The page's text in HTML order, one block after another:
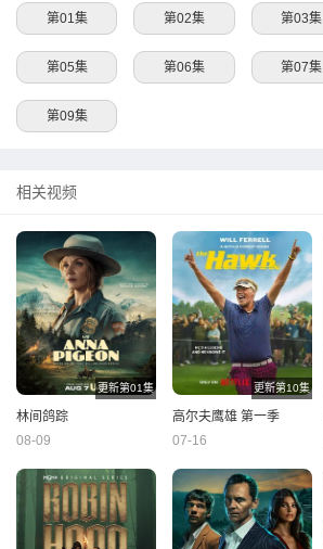
第01集 第02集 第03集
第05集 第06集 第07集
第09集
相关视频
更新第01集
林间鸽踪
08-09
更新第10集
高尔夫鹰雄 第一季
07-16